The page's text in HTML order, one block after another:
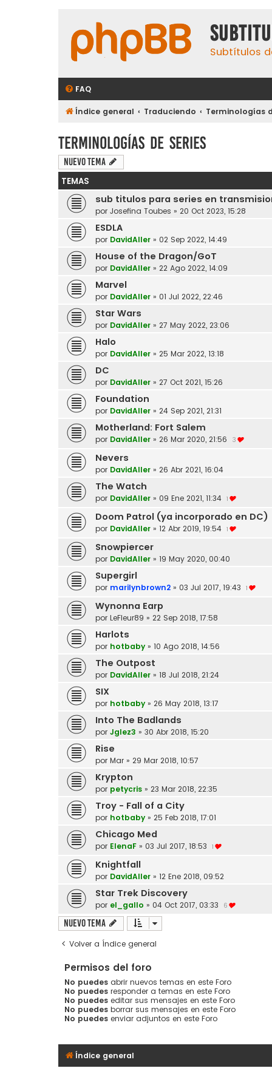
Subtítulos
FAQ
Índice general Traduciendo Terminologías
Terminologías de series
Nuevo Tema
TEMAS
sub titulos para series en
por Josefina Toubes » 20 Oct 2023, 15:28
ESDLA
por DavidAller » 02 Sep 2022, 14:49
House of the Dragon/GoT
por DavidAller » 22 Ago 2022, 14:09
Marvel
por DavidAller » 01 Jul 2022, 22:46
Star Wars
por DavidAller » 27 May 2022, 23:06
Halo
por DavidAller » 25 Mar 2022, 13:18
DC
por DavidAller » 27 Oct 2021, 15:26
Foundation
por DavidAller » 24 Sep 2021, 21:31
Motherland: Fort Salem
por DavidAller » 26 Mar 2020, 21:56 3
Nevers
por DavidAller » 26 Abr 2021, 16:04
The Watch
por DavidAller » 09 Ene 2021, 11:34 1
Doom Patrol (ya incorporado en DC)
por DavidAller » 12 Abr 2019, 19:54 1
Snowpiercer
por DavidAller » 19 May 2020, 00:40
Supergirl
por marilynbrown2 » 03 Jul 2017, 19:43 1
Wynonna Earp
por LeFleur89 » 22 Sep 2018, 17:58
Harlots
por hotbaby » 10 Ago 2018, 14:56
The Outpost
por DavidAller » 18 Jul 2018, 21:24
SIX
por hotbaby » 26 May 2018, 13:17
Into The Badlands
por Jglez3 » 30 Abr 2018, 15:20
Rise
por Mar » 29 Mar 2018, 10:57
Krypton
por petycris » 23 Mar 2018, 22:35
Troy - Fall of a City
por hotbaby » 25 Feb 2018, 17:01
Chicago Med
por ElenaF » 03 Jul 2017, 18:53 1
Knightfall
por DavidAller » 12 Ene 2018, 09:52
Star Trek Discovery
por el_gallo » 04 Oct 2017, 03:33 6
Nuevo Tema
Volver a Índice general
Permisos del foro
No puedes abrir nuevos temas en este Foro
No puedes responder a temas en este Foro
No puedes editar sus mensajes en este Foro
No puedes borrar sus mensajes en este Foro
No puedes enviar adjuntos en este Foro
Índice general